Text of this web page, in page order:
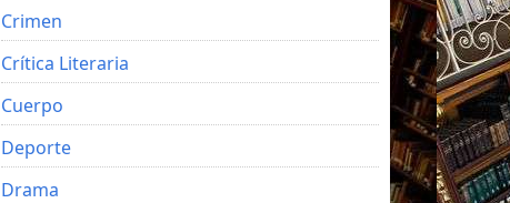
Crimen
Crítica Literaria
Cuerpo
Deporte
Drama